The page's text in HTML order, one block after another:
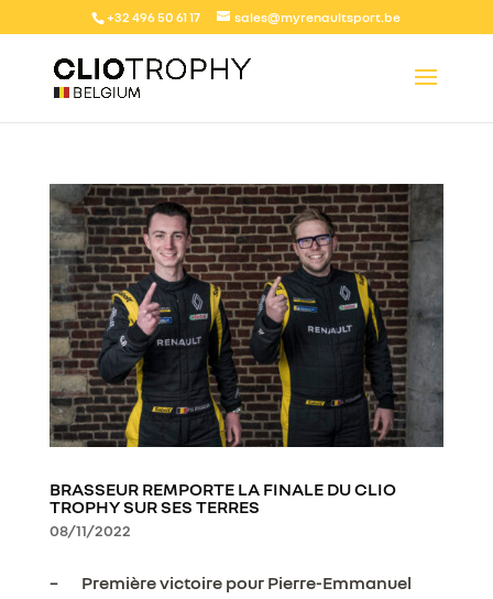
+32 496 50 61 17 sales@myrenaultsport.be
BRASSEUR REMPORTE LA FINALE DU CLIO
TROPHY SUR SES TERRES
08/11/2022
– Première victoire pour Pierre-Emmanuel